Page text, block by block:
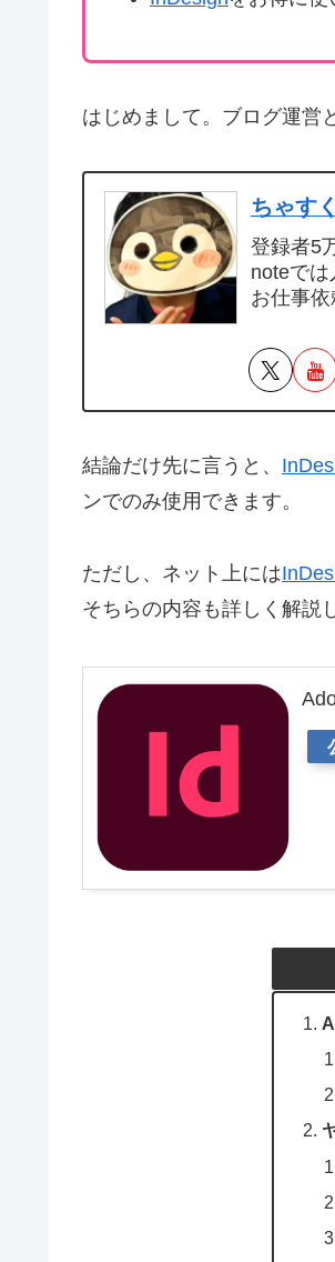
はじめまして。ブログ運営
ちゃす
登録者5
noteでは
お仕事依
結論だけ先に言うと、
ンでのみ使用できます。
ただし、ネット上には
そちらの内容も詳しく解説